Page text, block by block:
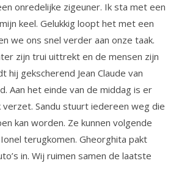
onredelijke zigeuner. Ik sta met een
keel. Gelukkig loopt het met een
we ons snel verder aan onze taak.
zijn trui uittrekt en de mensen zijn
hij gekscherend Jean Claude van
Aan het einde van de middag is er
Sandu stuurt iedereen weg die
kan worden. Ze kunnen volgende
terugkomen. Gheorghita pakt
in. Wij ruimen samen de laatste